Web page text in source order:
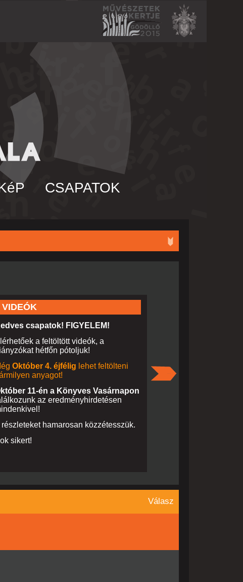
CSAPATOK
VIDEÓK
csapatok! FIGYELEM!
a feltöltött videók, a
hétfőn pótoljuk!
Október 4. éjfélig lehet feltölteni
anyagot!
11-én a Könyves Vasárnapon
az eredményhirdetésen
részleteket hamarosan közzétesszük.
sikert!
KAPITÓLIUM
Válasz